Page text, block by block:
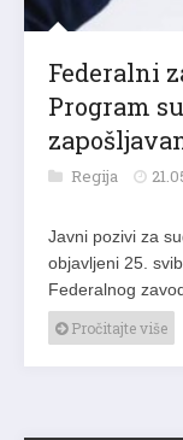
Federalni
Program
Regija
Javni pozivi za
objavljeni 25.
Federalnog
Pročitajte više